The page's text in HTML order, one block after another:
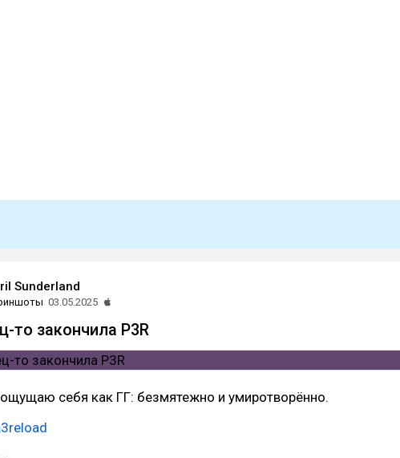
Sunderland
03.05.2025
то закончила P3R
себя как ГГ: безмятежно и умиротворённо.